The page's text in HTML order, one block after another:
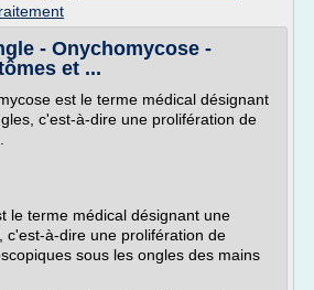
- Onychomycose -
et ...
est le terme médical désignant
c'est-à-dire une prolifération de
le terme médical désignant une
c'est-à-dire une prolifération de
sous les ongles des mains